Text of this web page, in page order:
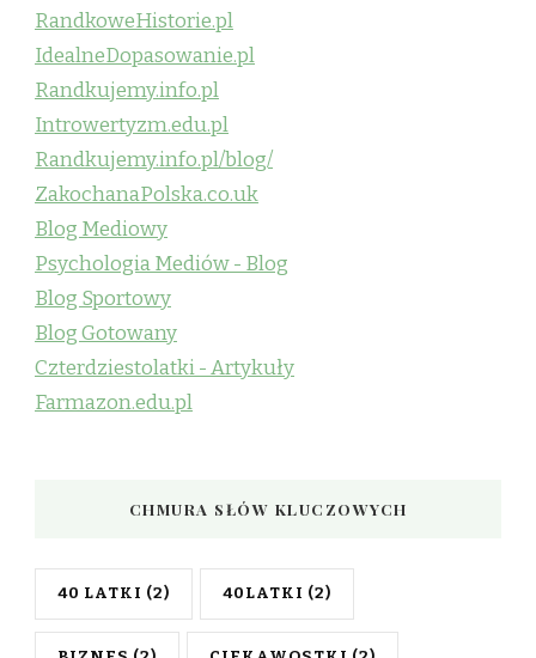
RandkoweHistorie.pl
IdealneDopasowanie.pl
Randkujemy.info.pl
Introwertyzm.edu.pl
Randkujemy.info.pl/blog/
ZakochanaPolska.co.uk
Blog Mediowy
Psychologia Mediów - Blog
Blog Sportowy
Blog Gotowany
Czterdziestolatki - Artykuły
Farmazon.edu.pl
CHMURA SŁÓW KLUCZOWYCH
40 LATKI (2) 40LATKI (2)